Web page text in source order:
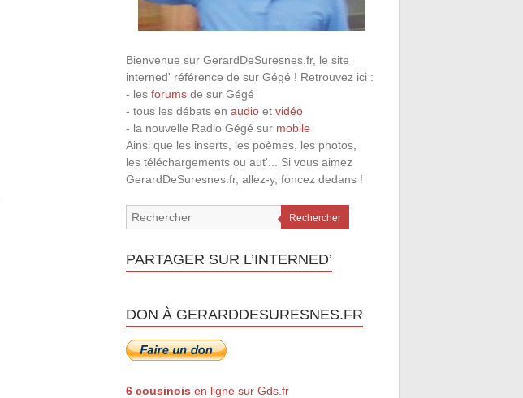
Bienvenue sur GerardDeSuresnes.fr, le site
interned' référence de sur Gégé ! Retrouvez ici :
- lesforums de sur Gégé
- tous les débats enaudio etvidéo
- la nouvelle Radio Gégé sur mobile
Ainsi que les inserts, les poèmes, les photos,
les téléchargements ou aut'... Si vous aimez
GerardDeSuresnes.fr, allez-y, foncez dedans !
Rechercher
PARTAGER SUR L’INTERNED’
DON À GERARDDESURESNES.FR
6 cousinois en ligne sur Gds.fr